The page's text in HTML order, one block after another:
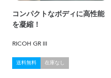
コンパクトなボディに高性能
を凝縮！
RICOH GR III
送料無料 在庫なし